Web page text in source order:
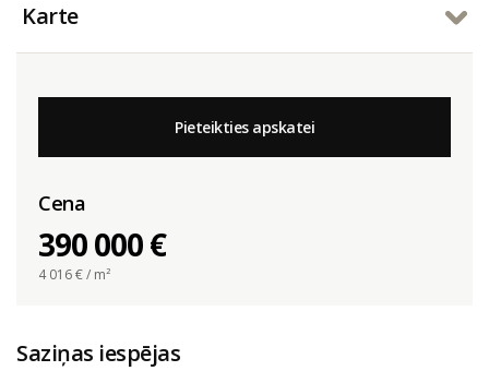
Karte
Pieteikties apskatei
Cena
390 000 €
4 016€ / m²
Saziņas iespējas